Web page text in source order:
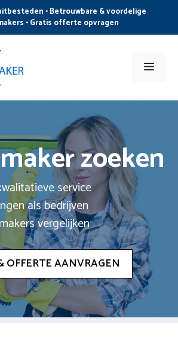
• Betrouwbare & voordelige
• Gratis offerte opvragen
Menu
zoeken
service
als bedrijven
vergelijken
OFFERTE AANVRAGEN